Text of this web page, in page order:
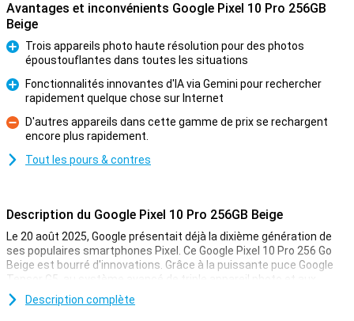
Avantages et inconvénients Google Pixel 10 Pro 256GB
Beige
Pour
Trois appareils photo haute résolution pour des photos
époustouflantes dans toutes les situations
Pour
Fonctionnalités innovantes d'IA via Gemini pour rechercher
rapidement quelque chose sur Internet
Contre
D'autres appareils dans cette gamme de prix se rechargent
encore plus rapidement.
Tout les pours & contres
Description du Google Pixel 10 Pro 256GB Beige
Le 20 août 2025, Google présentait déjà la dixième génération de
ses populaires smartphones Pixel. Ce Google Pixel 10 Pro 256 Go
Beige est bourré d'innovations. Grâce à la puissante puce Google
Tensor G5, au système avancé de triple appareil photo et aux
fonctions d'IA pratiques avec Gemini, vous aurez toujours une
longueur d'avance. Vous prendrez sans effort des photos de
Description complète